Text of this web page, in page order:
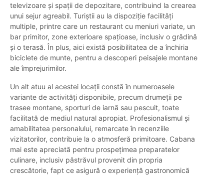
televizoare și spații de depozitare, contribuind la crearea
unui sejur agreabil. Turiștii au la dispoziție facilități
multiple, printre care un restaurant cu meniuri variate, un
bar primitor, zone exterioare spațioase, inclusiv o grădină
și o terasă. În plus, aici există posibilitatea de a închiria
biciclete de munte, pentru a descoperi peisajele montane
ale împrejurimilor.
Un alt atuu al acestei locații constă în numeroasele
variante de activități disponibile, precum drumeții pe
trasee montane, sporturi de iarnă sau pescuit, toate
facilitată de mediul natural apropiat. Profesionalismul și
amabilitatea personalului, remarcate în recenziile
vizitatorilor, contribuie la o atmosferă primitoare. Cabana
mai este apreciată pentru prospețimea preparatelor
culinare, inclusiv păstrăvul provenit din propria
crescătorie, fapt ce asigură o experiență gastronomică